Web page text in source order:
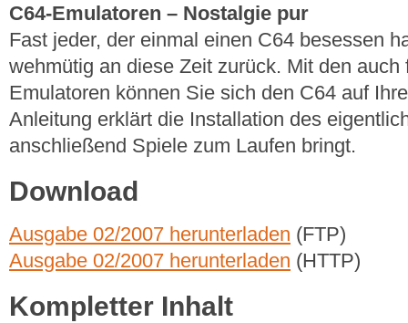
C64-Emulatoren – Nostalgie pur
Fast jeder, der einmal einen C64 besessen
wehmütig an diese Zeit zurück. Mit den
Emulatoren können Sie sich den C64 auf
Anleitung erklärt die Installation des
anschließend Spiele zum Laufen bringt.
Download
Ausgabe 02/2007 herunterladen (FTP)
Ausgabe 02/2007 herunterladen (HTTP)
Kompletter Inhalt